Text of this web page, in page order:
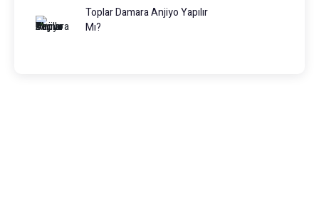
Toplar Damara Anjiyo Yapılır
Mı?